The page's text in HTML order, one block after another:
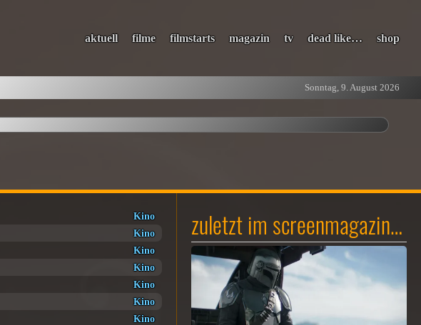
aktuell filme filmstarts magazin tv dead like… shop
Sonntag, 9. August 2026
Kino
Kino
Kino
Kino
Kino
Kino
Kino
zuletzt im screenmagazin…